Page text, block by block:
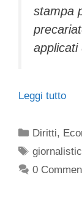
stampa
applicati
Leggi tutto
Categorie
Diritti,
Tag
0